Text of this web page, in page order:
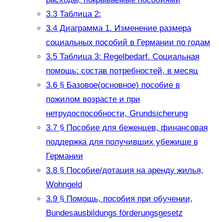
3.3Таблица 2:
3.4Диаграмма 1. Изменение размера
социальных пособий в Германии по годам
3.5Таблица 3: Regelbedarf. Социальная
помощь: состав потребностей, в месяц
3.6§ Базовое(основное) пособие в
пожилом возрасте и при
нетрудоспособности, Grundsicherung
3.7§ Пособие для беженцев, финансовая
поддержка для получивших убежище в
Германии
3.8§ Пособие/дотация на аренду жилья,
Wohngeld
3.9§ Помощь, пособия при обучении,
Bundesausbildungs förderungsgesetz